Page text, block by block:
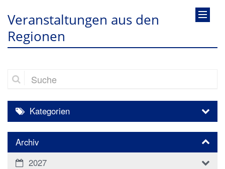
Veranstaltungen aus den
Regionen
Suche
Kategorien
Archiv
2027